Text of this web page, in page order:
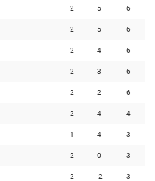
2 5 6
2 5 6
2 4 6
2 3 6
2 2 6
2 4 4
1 4 3
2 0 3
2 -2 3